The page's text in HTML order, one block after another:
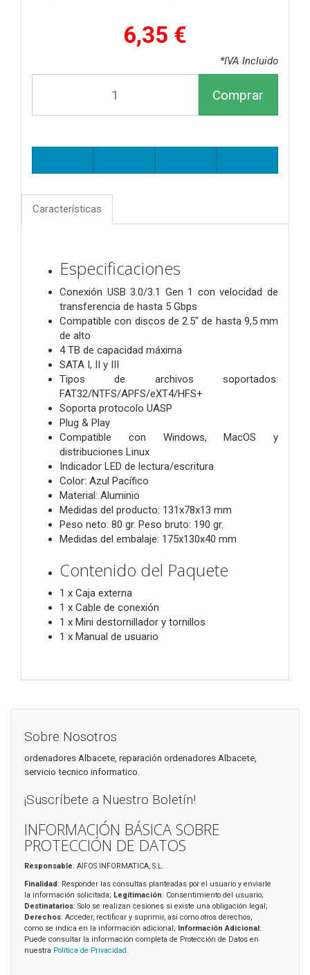
6,35 €
*IVA Incluido
Comprar
Características
Especificaciones
Conexión USB 3.0/3.1 Gen 1 con velocidad de
transferencia de hasta 5 Gbps
Compatible con discos de 2.5" de hasta 9,5 mm
de alto
4 TB de capacidad máxima
SATA I, II y III
Tipos de archivos soportados:
FAT32/NTFS/APFS/eXT4/HFS+
Soporta protocolo UASP
Plug & Play
Compatible con Windows, MacOS y
distribuciones Linux
Indicador LED de lectura/escritura
Color: Azul Pacífico
Material: Aluminio
Medidas del producto: 131x78x13 mm
Peso neto: 80 gr. Peso bruto: 190 gr.
Medidas del embalaje: 175x130x40 mm
Contenido del Paquete
1 x Caja externa
1 x Cable de conexión
1 x Mini destornillador y tornillos
1 x Manual de usuario
Sobre Nosotros
ordenadores Albacete, reparación ordenadores Albacete,
servicio tecnico informatico.
¡Suscríbete a Nuestro Boletín!
INFORMACIÓN BÁSICA SOBRE
PROTECCIÓN DE DATOS
Responsable: AIFOS INFORMATICA, S.L.
Finalidad: Responder las consultas planteadas por el usuario y enviarle
la información solicitada; Legitimación: Consentimiento del usuario;
Destinatarios: Solo se realizan cesiones si existe una obligación legal;
Derechos: Acceder, rectificar y suprimir, así como otros derechos,
como se indica en la información adicional;
Información Adicional :
Puede consultar la información completa de Protección de Datos en
nuestra Política de Privacidad .